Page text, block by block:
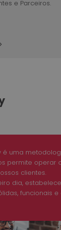
e Parceiros.
é uma
permite operar
clientes.
dia,
funcionais